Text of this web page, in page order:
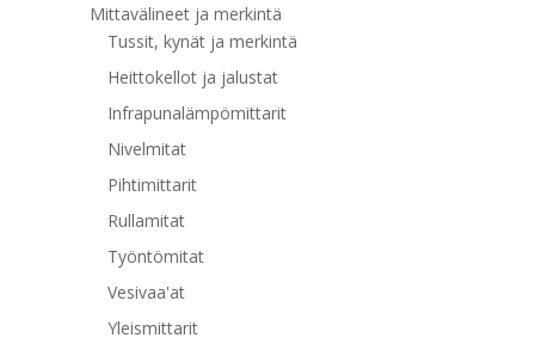
Mittavälineet ja merkintä
Tussit, kynät ja merkintä
Heittokellot ja jalustat
Infrapunalämpömittarit
Nivelmitat
Pihtimittarit
Rullamitat
Työntömitat
Vesivaa'at
Yleismittarit